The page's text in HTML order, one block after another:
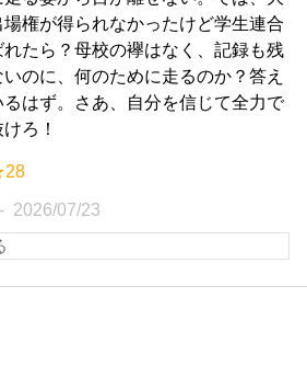
権が得られなかったけど学生連合
たら？母校の襷はなく、記録も残
いのに、何のために走るのか？答え
はず。さあ、自分を信じて全力で
ろ！
2026/07/23